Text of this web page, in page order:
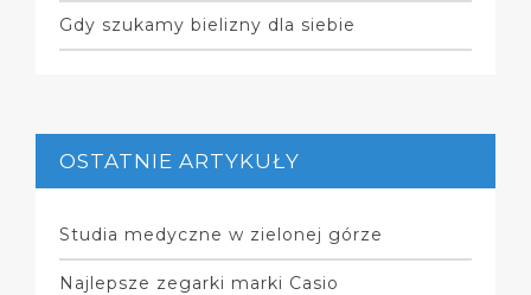
Gdy szukamy bielizny dla siebie
OSTATNIE ARTYKUŁY
Studia medyczne w zielonej górze
Najlepsze zegarki marki Casio